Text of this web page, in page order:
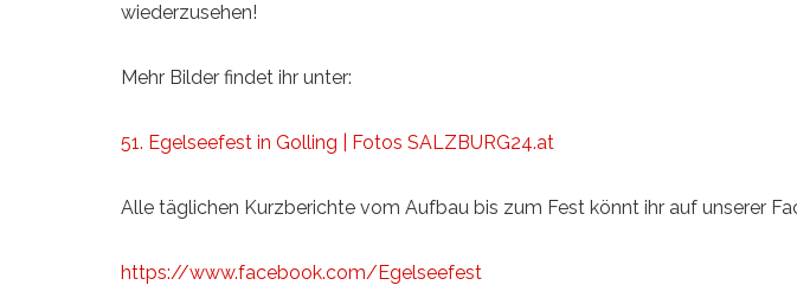
wiederzusehen!
Mehr Bilder findet ihr unter:
51. Egelseefest in Golling | Fotos SALZBURG24.at
Alle täglichen Kurzberichte vom Aufbau bis zum Fest könnt ihr auf unserer
https://www.facebook.com/Egelseefest